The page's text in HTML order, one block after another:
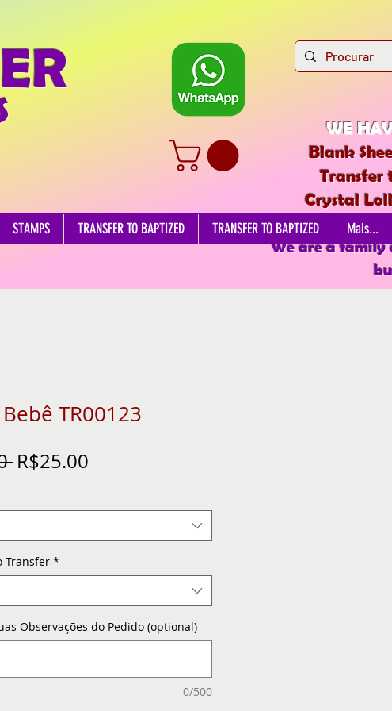
WE
Blank
Transfer
Crystal
We are a family
STAMPS TRANSFER TO BAPTIZED TRANSFER TO BAPTIZED Mais...
TR00123
Regular
R$25.00
Transfer *
Observações do Pedido (optional)
0/500